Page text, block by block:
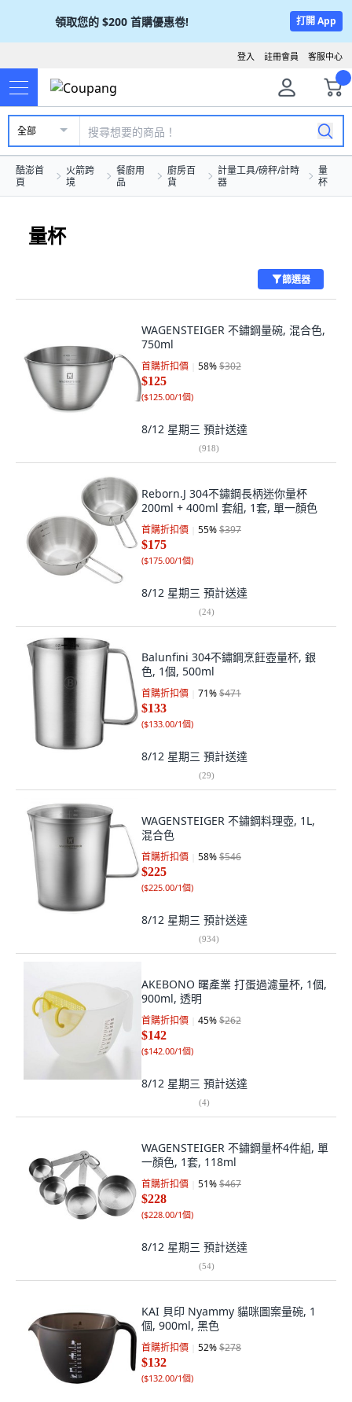
領取您的 $200 首購優惠卷! 打開 App
客服中心
註冊會員
登入
全部
酷澎首
頁
火箭跨
境
餐廚用
品
廚房百
貨
計量工具/磅秤/計時
器
量
杯
量杯
篩選器
WAGENSTEIGER 不鏽鋼量碗, 混合色,
750ml
首購折扣價 58%$302
$125
($125.00/1個)
8/12 星期三 預計送達
(918)
Reborn.J 304不鏽鋼長柄迷你量杯
200ml + 400ml 套組, 1套, 單一顏色
首購折扣價 55%$397
$175
($175.00/1個)
8/12 星期三 預計送達
(24)
Balunfini 304不鏽鋼烹飪壺量杯, 銀
色, 1個, 500ml
首購折扣價 71%$471
$133
($133.00/1個)
8/12 星期三 預計送達
(29)
WAGENSTEIGER 不鏽鋼料理壺, 1L,
混合色
首購折扣價 58%$546
$225
($225.00/1個)
8/12 星期三 預計送達
(934)
AKEBONO 曙產業 打蛋過濾量杯, 1個,
900ml, 透明
首購折扣價 45%$262
$142
($142.00/1個)
8/12 星期三 預計送達
(4)
WAGENSTEIGER 不鏽鋼量杯4件組, 單
一顏色, 1套, 118ml
首購折扣價 51%$467
$228
($228.00/1個)
8/12 星期三 預計送達
(54)
KAI 貝印 Nyammy 貓咪圖案量碗, 1
個, 900ml, 黑色
首購折扣價 52%$278
$132
($132.00/1個)